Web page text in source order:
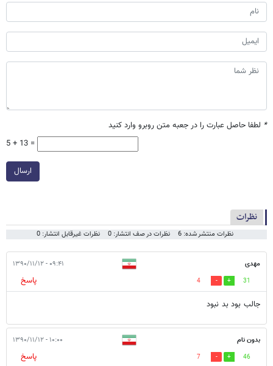
* لطفا حاصل عبارت را در جعبه متن روبرو وارد کنید
5 + 13 =
ارسال
نظرات
نظرات منتشر شده: 6 نظرات در صف انتشار: 0 نظرات غیرقابل انتشار: 0
مهدی ۰۹:۴۱ - ۱۳۹۰/۱۱/۱۲
31
4
پاسخ
جالب بود بد نبود
بدون نام ۱۰:۰۰ - ۱۳۹۰/۱۱/۱۲
46
7 پاسخ